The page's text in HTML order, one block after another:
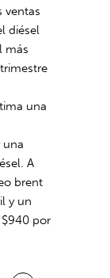
ventas
diésel
más
una
una
A
brent
y un
por